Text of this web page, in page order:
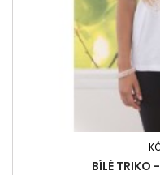
BÍLÉ TRIKO